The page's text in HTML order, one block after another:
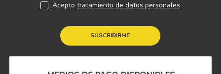
SUSCRIBIRME
Acepto tratamiento de datos personales